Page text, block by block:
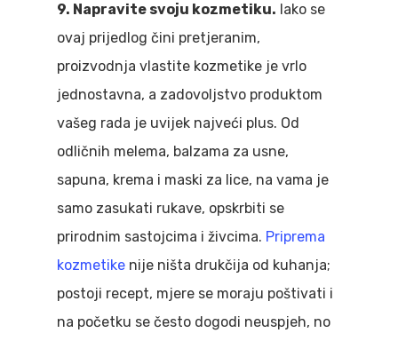
9. Napravite svoju kozmetiku. Iako se
ovaj prijedlog čini pretjeranim,
proizvodnja vlastite kozmetike je vrlo
jednostavna, a zadovoljstvo produktom
vašeg rada je uvijek najveći plus. Od
odličnih melema, balzama za usne,
sapuna, krema i maski za lice, na vama je
samo zasukati rukave, opskrbiti se
prirodnim sastojcima i živcima. Priprema
kozmetike nije ništa drukčija od kuhanja;
postoji recept, mjere se moraju poštivati i
na početku se često dogodi neuspjeh, no